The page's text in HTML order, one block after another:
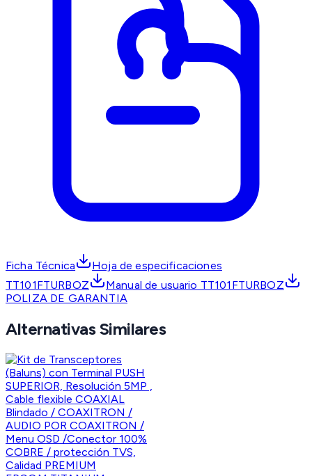
Ficha Técnica
Hoja de especificaciones
TT101FTURBOZ
Manual de usuario TT101FTURBOZ
POLIZA DE GARANTIA
Alternativas Similares